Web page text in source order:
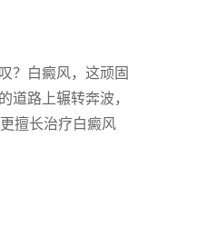
？白癜风，这顽固
道路上辗转奔波，
擅长治疗白癜风